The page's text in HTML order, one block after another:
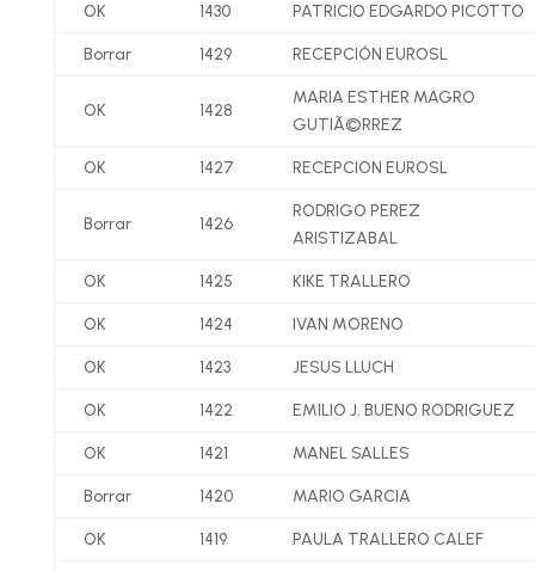
OK 1430 PATRICIO EDGARDO PICOTTO
Borrar 1429 RECEPCIÓN EUROSL
OK 1428
MARIA ESTHER MAGRO
GUTIÃ©RREZ
OK 1427 RECEPCION EUROSL
Borrar 1426
RODRIGO PEREZ
ARISTIZABAL
OK 1425 KIKE TRALLERO
OK 1424 IVAN MORENO
OK 1423 JESUS LLUCH
OK 1422 EMILIO J. BUENO RODRIGUEZ
OK 1421 MANEL SALLES
Borrar 1420 MARIO GARCIA
OK 1419 PAULA TRALLERO CALEF